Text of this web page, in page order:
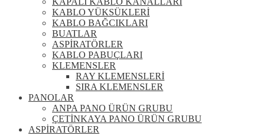
KABLO YÜKSÜKLERİ
KABLO BAĞCIKLARI
BUATLAR
ASPİRATÖRLER
KABLO PABUÇLARI
KLEMENSLER
RAY KLEMENSLERİ
SIRA KLEMENSLER
PANOLAR
ANPA PANO ÜRÜN GRUBU
ÇETİNKAYA PANO ÜRÜN GRUBU
ASPİRATÖRLER